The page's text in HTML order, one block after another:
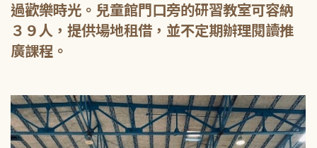
過歡樂時光。兒童館門口旁的研習教室可容納
３９人，提供場地租借，並不定期辦理閱讀推
廣課程。